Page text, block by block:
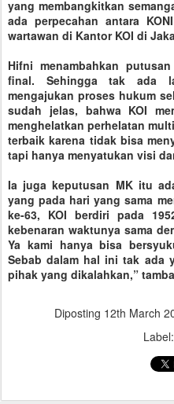
yang membangkitkan
ada perpecahan antara
wartawan di Kantor KOI di
Hifni menambahkan
final. Sehingga tak ada
mengajukan proses hukum
sudah jelas, bahwa KOI
menghelatkan perhelatan
terbaik karena tidak bisa
tapi hanya menyatukan visi
Ia juga keputusan MK itu
yang pada hari yang sama
ke-63, KOI berdiri pada
kebenaran waktunya sama
Ya kami hanya bisa
Sebab dalam hal ini tak ada
pihak yang dikalahkan,”
Diposting 12th March
Label: